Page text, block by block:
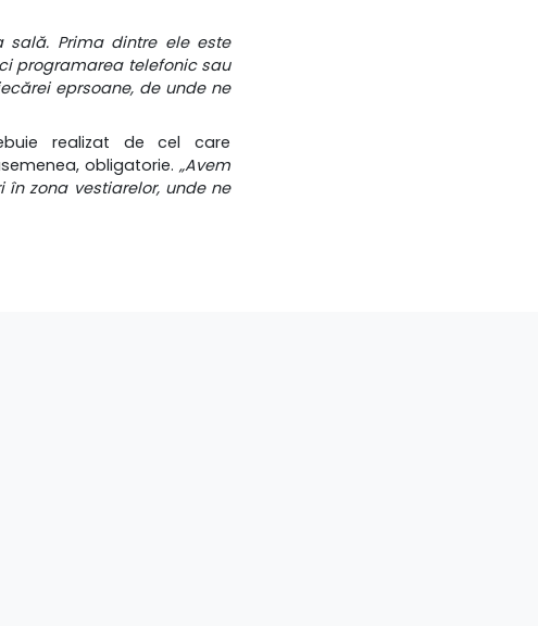
Prima dintre ele este
programarea telefonic sau
eprsoane, de unde ne
realizat de cel care
obligatorie.„Avem
zona vestiarelor, unde ne